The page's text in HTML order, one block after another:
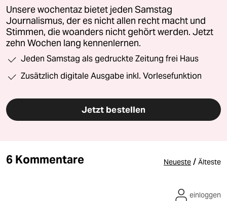
Unsere wochentaz bietet jeden Samstag
Journalismus, der es nicht allen recht macht und
Stimmen, die woanders nicht gehört werden. Jetzt
zehn Wochen lang kennenlernen.
Jeden Samstag als gedruckte Zeitung frei Haus
Zusätzlich digitale Ausgabe inkl. Vorlesefunktion
Jetzt bestellen
6 Kommentare Neueste / Älteste
einloggen